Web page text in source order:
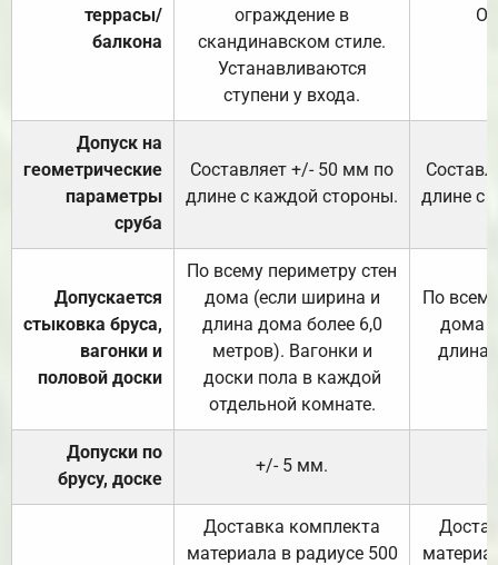
террасы/
балкона
ограждение в
скандинавском стиле.
Устанавливаются
ступени у входа.
Допуск на
геометрические
параметры
сруба
Составляет +/- 50 мм по
длине с каждой стороны.
длине с
Допускается
стыковка бруса,
вагонки и
половой доски
По всему периметру стен
дома (если ширина и
длина дома более 6,0
метров). Вагонки и
доски пола в каждой
отдельной комнате.
По
дома
длина
Допуски по
брусу, доске
+/- 5 мм.
Доставка комплекта
материала в радиусе 500